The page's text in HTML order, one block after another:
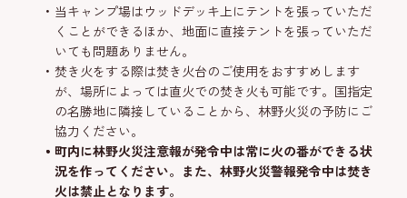
当キャンプ場はウッドデッキ上にテントを張っていただ
くことができるほか、地面に直接テントを張っていただ
いても問題ありません。
焚き火をする際は焚き火台のご使用をおすすめします
が、場所によっては直火での焚き火も可能です。国指定
の名勝地に隣接していることから、林野火災の予防にご
協力ください。
町内に林野火災注意報が発令中は常に火の番ができる状
況を作ってください。また、林野火災警報発令中は焚き
火は禁止となります。